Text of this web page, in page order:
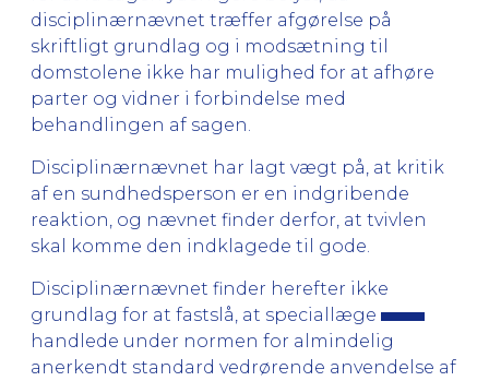
disciplinærnævnet træffer afgørelse på
skriftligt grundlag og i modsætning til
domstolene ikke har mulighed for at afhøre
parter og vidner i forbindelse med
behandlingen af sagen.
Disciplinærnævnet har lagt vægt på, at kritik
af en sundhedsperson er en indgribende
reaktion, og nævnet finder derfor, at tvivlen
skal komme den indklagede til gode.
Disciplinærnævnet finder herefter ikke
grundlag for at fastslå, at speciallæge
handlede under normen for almindelig
anerkendt standard vedrørende anvendelse af